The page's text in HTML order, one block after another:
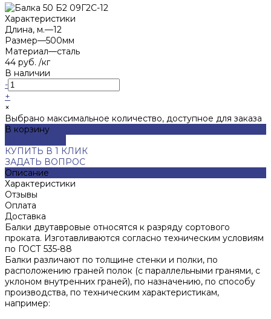
Характеристики
Длина, м.—12
Размер—500мм
Материал—сталь
44 руб. /кг
В наличии
-
+
×
Выбрано максимальное количество, доступное для заказа
В корзину
КУПИТЬ В 1 КЛИК
ЗАДАТЬ ВОПРОС
Описание
Характеристики
Отзывы
Оплата
Доставка
Балки двутавровые относятся к разряду сортового
проката. Изготавливаются согласно техническим условиям
по ГОСТ 535-88
Балки различают по толщине стенки и полки, по
расположению граней полок (с параллельными гранями, с
уклоном внутренних граней), по назначению, по способу
производства, по техническим характеристикам,
например: